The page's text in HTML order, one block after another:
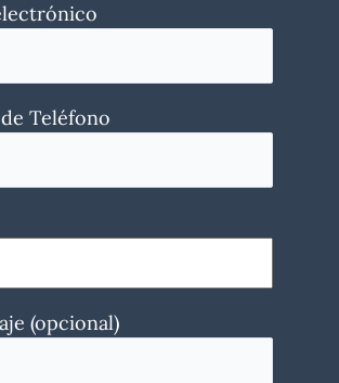
Teléfono
(opcional)